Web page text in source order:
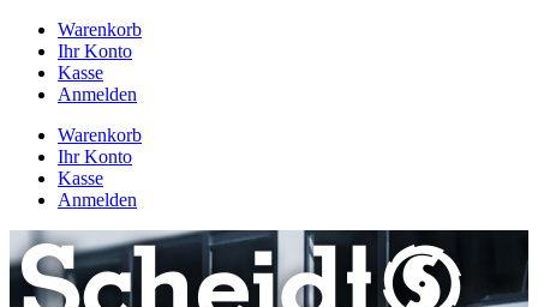
Warenkorb
Ihr Konto
Kasse
Anmelden
Warenkorb
Ihr Konto
Kasse
Anmelden